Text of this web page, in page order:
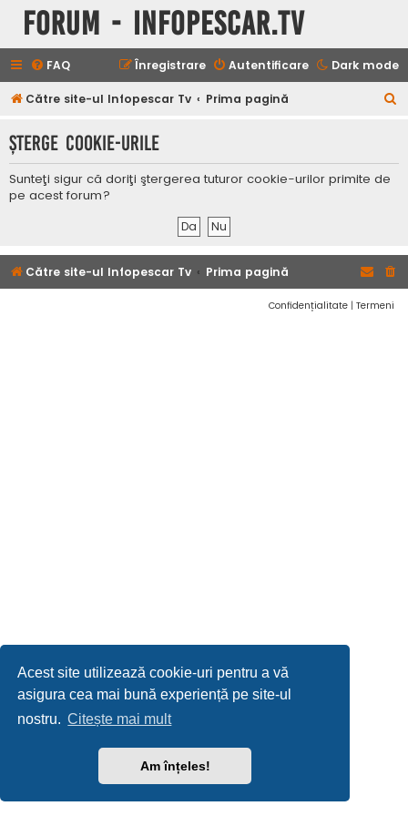
Acest site utilizează cookie-uri pentru a vă
asigura cea mai bună experiență pe site-ul
nostru. Citește mai mult
Am înțeles!
Forum - InfoPescar.Tv
Dark mode
FAQ Autentificare
Înregistrare
Către site-ul Infopescar Tv Prima pagină
t
Şterge cookie-urile
Sunteţi sigur că doriţi ştergerea tuturor cookie-urilor primite de
pe acest forum?
Către site-ul Infopescar Tv Prima pagină
Confidențialitate | Termeni